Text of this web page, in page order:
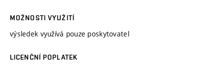
MOŽNOSTI VYUŽITÍ
výsledek využívá pouze poskytovatel
LICENČNÍ POPLATEK